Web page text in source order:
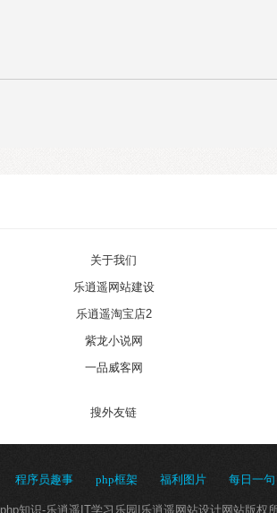
关于我们
乐逍遥网站建设
乐逍遥淘宝店2
紫龙小说网
一品威客网
搜外友链
程序员趣事 php框架 福利图片 每日一句
知识-乐逍遥IT学习乐园|乐逍遥网站设计网站版权